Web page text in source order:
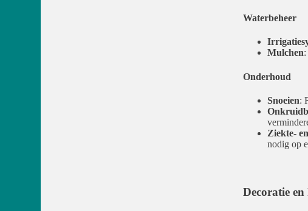
Waterbeheer
Mulchen:
Onderhoud
Snoeien:
Ziekte-
nodig op
Decoratie